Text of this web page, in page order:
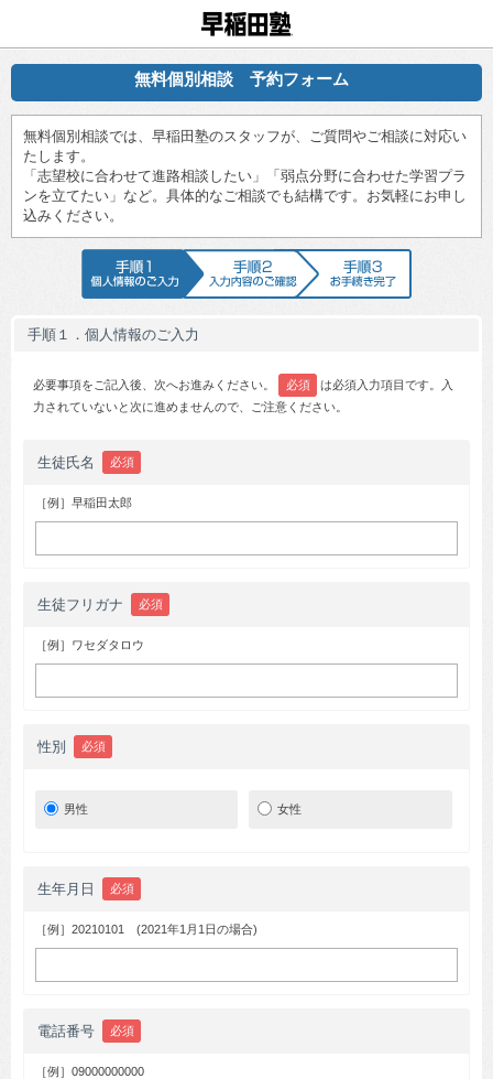
無料個別相談 予約フォーム
無料個別相談では、早稲田塾のスタッフが、ご質問やご相談に対応い
たします。
「志望校に合わせて進路相談したい」「弱点分野に合わせた学習プラ
ンを立てたい」など。具体的なご相談でも結構です。お気軽にお申し
込みください。
手順1 個人情報のご入力手順2 入力内容のご確認
手順１．個人情報のご入力
必要事項をご記入後、次へお進みください。 必須
は必須入力項目です。入
力されていないと次に進めませんので、ご注意ください。
生徒氏名 必須
［例］早稲田太郎
生徒フリガナ 必須
［例］ワセダタロウ
性別 必須
男性 女性
生年月日 必須
［例］20210101 (2021年1月1日の場合)
電話番号 必須
［例］09000000000